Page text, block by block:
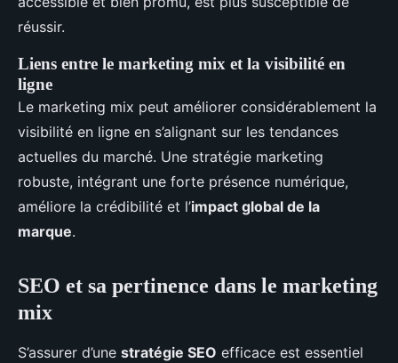
réussir.
Liens entre le marketing mix et la visibilité en
ligne
Le marketing mix peut améliorer considérablement la
visibilité en ligne en s’alignant sur les tendances
actuelles du marché. Une stratégie marketing
robuste, intégrant une forte présence numérique,
améliore la crédibilité et l’impact global de la
marque.
SEO et sa pertinence dans le marketing
mix
S’assurer d’une stratégie SEO efficace est essentiel